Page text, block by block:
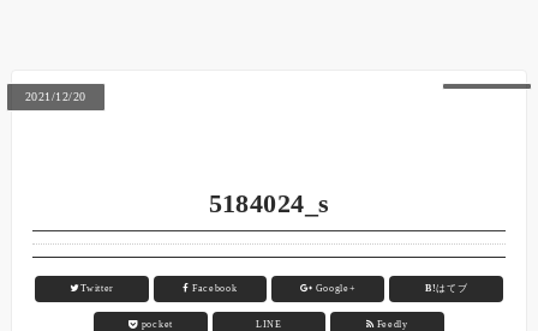
2021/12/20
5184024_s
Twitter Facebook Google+ B!はてブ
pocket LINE Feedly